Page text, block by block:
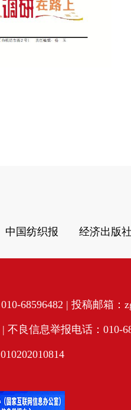
中国纺织报 经济出版社
68596482 | 投稿邮箱：
不良信息举报电话：010-